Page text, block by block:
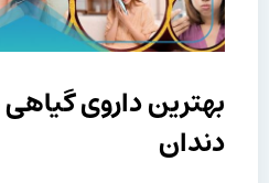
بهترین داروی
دندان